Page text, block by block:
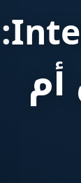
تقييم Interactive Brokers: